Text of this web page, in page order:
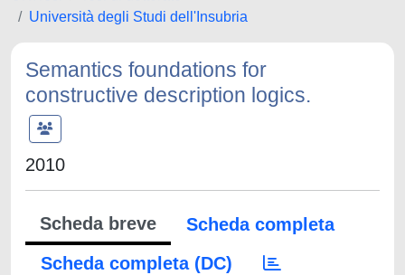
Università degli Studi dell'Insubria
Semantics foundations for
constructive description logics.
2010
Scheda breve
Scheda completa
Scheda completa (DC)